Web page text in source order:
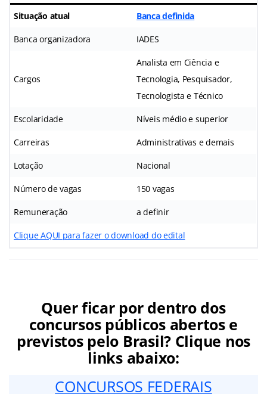
Situação atual Banca definida
Banca organizadora IADES
Cargos
Analista em Ciência e
Tecnologia, Pesquisador,
Tecnologista e Técnico
Escolaridade Níveis médio e superior
Carreiras Administrativas e demais
Lotação Nacional
Número de vagas 150 vagas
Remuneração a definir
Clique AQUI para fazer o download do edital
Quer ficar por dentro dos
concursos públicos abertos e
previstos pelo Brasil? Clique nos
links abaixo:
CONCURSOS FEDERAIS